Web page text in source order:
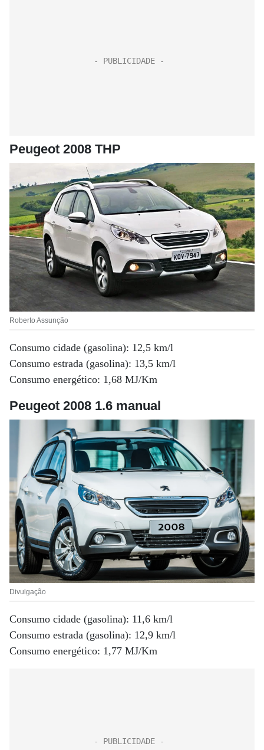
Peugeot 2008 THP
Roberto Assunção
Consumo cidade (gasolina): 12,5 km/l
Consumo estrada (gasolina): 13,5 km/l
Consumo energético: 1,68 MJ/Km
Peugeot 2008 1.6 manual
Divulgação
Consumo cidade (gasolina): 11,6 km/l
Consumo estrada (gasolina): 12,9 km/l
Consumo energético: 1,77 MJ/Km